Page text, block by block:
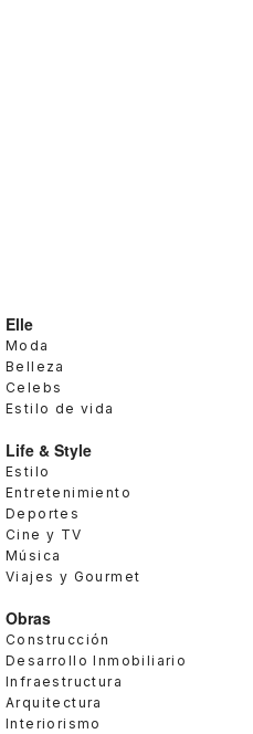
Elle
Moda
Belleza
Celebs
Estilo de vida
Life & Style
Estilo
Entretenimiento
Deportes
Cine y TV
Música
Viajes y Gourmet
Obras
Construcción
Desarrollo Inmobiliario
Infraestructura
Arquitectura
Interiorismo